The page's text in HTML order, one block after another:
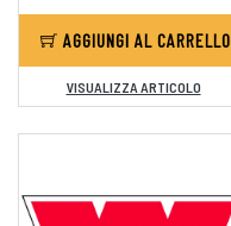
AGGIUNGI AL CARRELLO
VISUALIZZA ARTICOLO